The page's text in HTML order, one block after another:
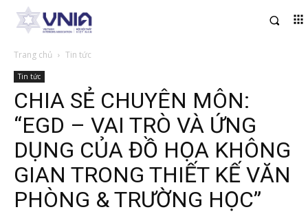
Trang chủ Tin tức
Tin tức
CHIA SẺ CHUYÊN MÔN:
“EGD – VAI TRÒ VÀ ỨNG
DỤNG CỦA ĐỒ HỌA KHÔNG
GIAN TRONG THIẾT KẾ VĂN
PHÒNG & TRƯỜNG HỌC”